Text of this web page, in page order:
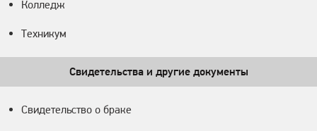
Колледж
Техникум
Свидетельства и другие документы
Свидетельство о браке